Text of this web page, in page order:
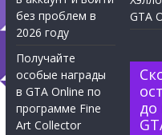
без проблем в
2026 году
Получайте
особые награды
в GTA Online по
программе Fine
Art Collector
GTA
до